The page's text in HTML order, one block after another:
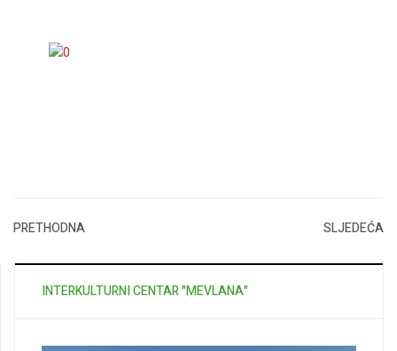
PRETHODNA SLJEDEĆA
INTERKULTURNI CENTAR "MEVLANA"